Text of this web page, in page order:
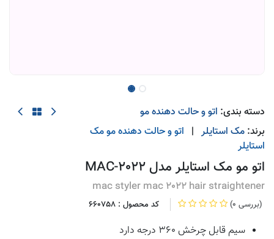
دسته بندی: اتو و حالت دهنده مو
برند: مک استایلر | اتو و حالت دهنده مومک
استایلر
اتو مو مک استایلر مدل MAC-2022
mac styler mac 2022 hair straightener
(0 بررسی) کد محصول : 660758
سیم قابل چرخش 360 درجه دارد